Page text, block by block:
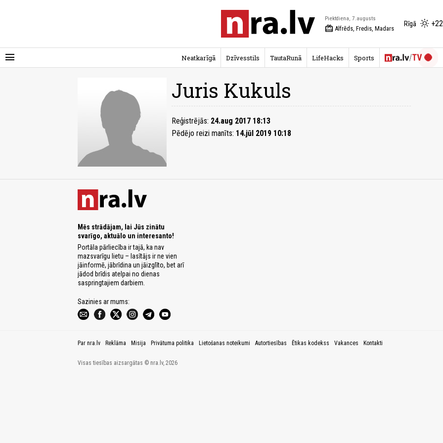
menu
Piektdiena, 7.augusts
redeem Alfrēds, Fredis, Madars
Rīgā
Neatkarīgā Dzīvesstils TautaRunā LifeHacks Sports
Juris Kukuls
Reģistrējās: 24.aug 2017 18:13
Pēdējo reizi manīts: 14.jūl 2019 10:18
Mēs strādājam, lai Jūs zinātu
svarīgo, aktuālo un interesanto!
Portāla pārliecība ir tajā, ka nav
mazsvarīgu lietu – lasītājs ir ne vien
jāinformē, jābrīdina un jāizglīto, bet arī
jādod brīdis atelpai no dienas
saspringtajiem darbiem.
Sazinies ar mums:
Par nra.lv Reklāma Misija Privātuma politika Lietošanas noteikumi Autortiesības Ētikas kodekss Vakances Kontakti
Visas tiesības aizsargātas © nra.lv, 2026